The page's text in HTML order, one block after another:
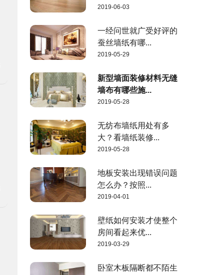
2019-06-03
一经问世就广受好评的
蚕丝墙纸有哪...
2019-05-29
新型墙面装修材料无缝
墙布有哪些施...
2019-05-28
无纺布墙纸用处有多
大？看墙纸装修...
2019-05-28
地板安装出现错误问题
怎么办？按照...
2019-04-01
壁纸如何安装才使整个
房间看起来优...
2019-03-29
卧室木板隔断都不陌生